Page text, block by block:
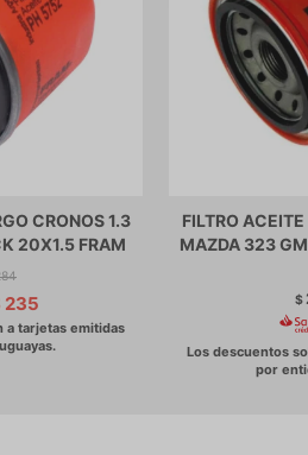
CRONOS 1.3
20X1.5 FRAM
235
FILTRO
MAZDA 323
$